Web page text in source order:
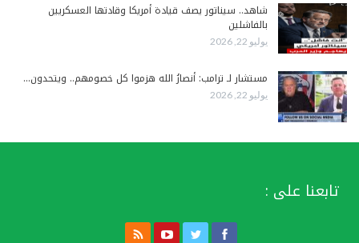
شاهد.. سيناتور يصف قيادة أمريكا وقادتها العسكريين
بالفاشلين
يوليو 22, 2026
مستشار لـ ترامب: أنصارُ الله هزموا كل خصومهم.. ويتحدون…
يوليو 22, 2026
تابعنا على :